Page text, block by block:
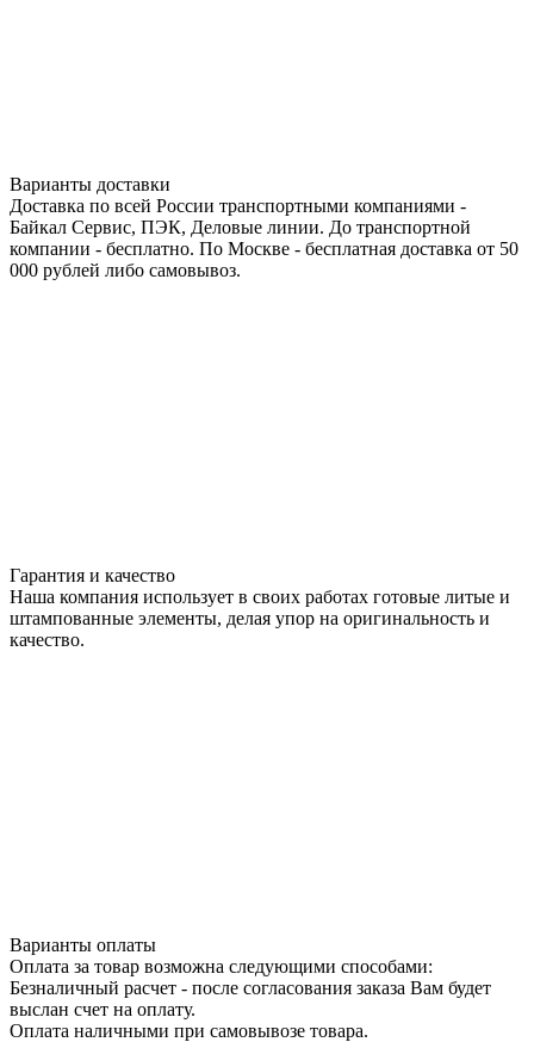
Варианты доставки
Доставка по всей России транспортными компаниями -
Байкал Сервис, ПЭК, Деловые линии. До транспортной
компании - бесплатно. По Москве - бесплатная доставка от 50
000 рублей либо самовывоз.
Гарантия и качество
Наша компания использует в своих работах готовые литые и
штампованные элементы, делая упор на оригинальность и
качество.
Варианты оплаты
Оплата за товар возможна следующими способами:
Безналичный расчет - после согласования заказа Вам будет
выслан счет на оплату.
Оплата наличными при самовывозе товара.